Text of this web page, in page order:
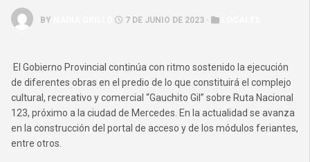
BY 7 DE JUNIO DE 2023 ·
El Gobierno Provincial continúa con ritmo sostenido la ejecución
de diferentes obras en el predio de lo que constituirá el complejo
cultural, recreativo y comercial “Gauchito Gil” sobre Ruta Nacional
123, próximo a la ciudad de Mercedes. En la actualidad se avanza
en la construcción del portal de acceso y de los módulos feriantes,
entre otros.